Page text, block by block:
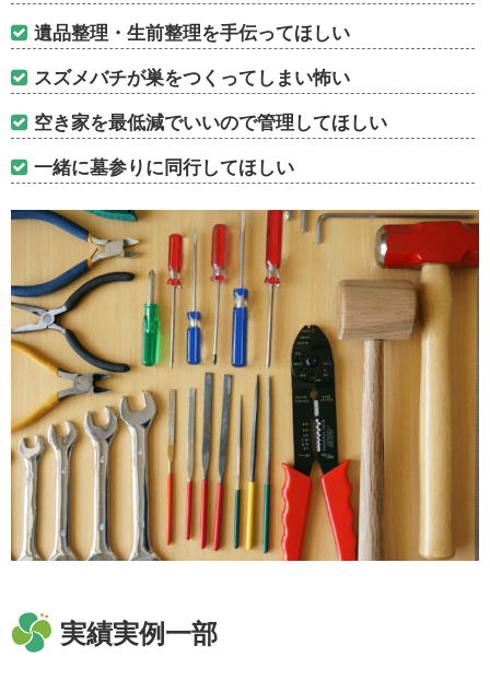
遺品整理・生前整理を手伝ってほしい
スズメバチが巣をつくってしまい怖い
空き家を最低減でいいので管理してほしい
一緒に墓参りに同行してほしい
実績実例一部